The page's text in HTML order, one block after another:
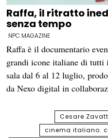
Raffa, il ritratto
senza tempo
NPC MAGAZINE
Raffa è il documentario
grandi icone italiane di
sala dal 6 al 12 luglio,
da Nexo digital in
Cesare
cinema italiano.